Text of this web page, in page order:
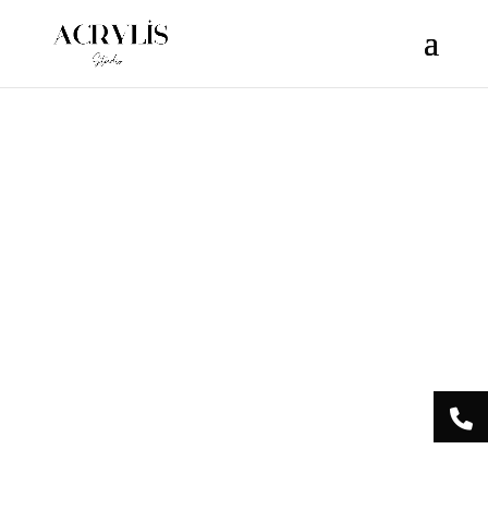
infection. * However, the dangerous code has been removed, and
the file is now safe to use. */